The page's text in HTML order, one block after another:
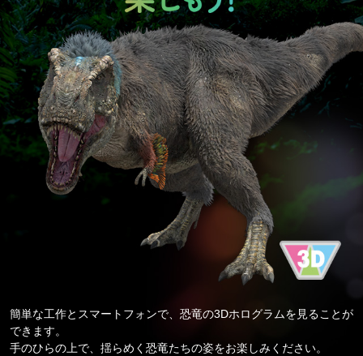
簡単な工作とスマートフォンで、恐竜の3Dホログラムを見ることが
できます。
手のひらの上で、揺らめく恐竜たちの姿をお楽しみください。